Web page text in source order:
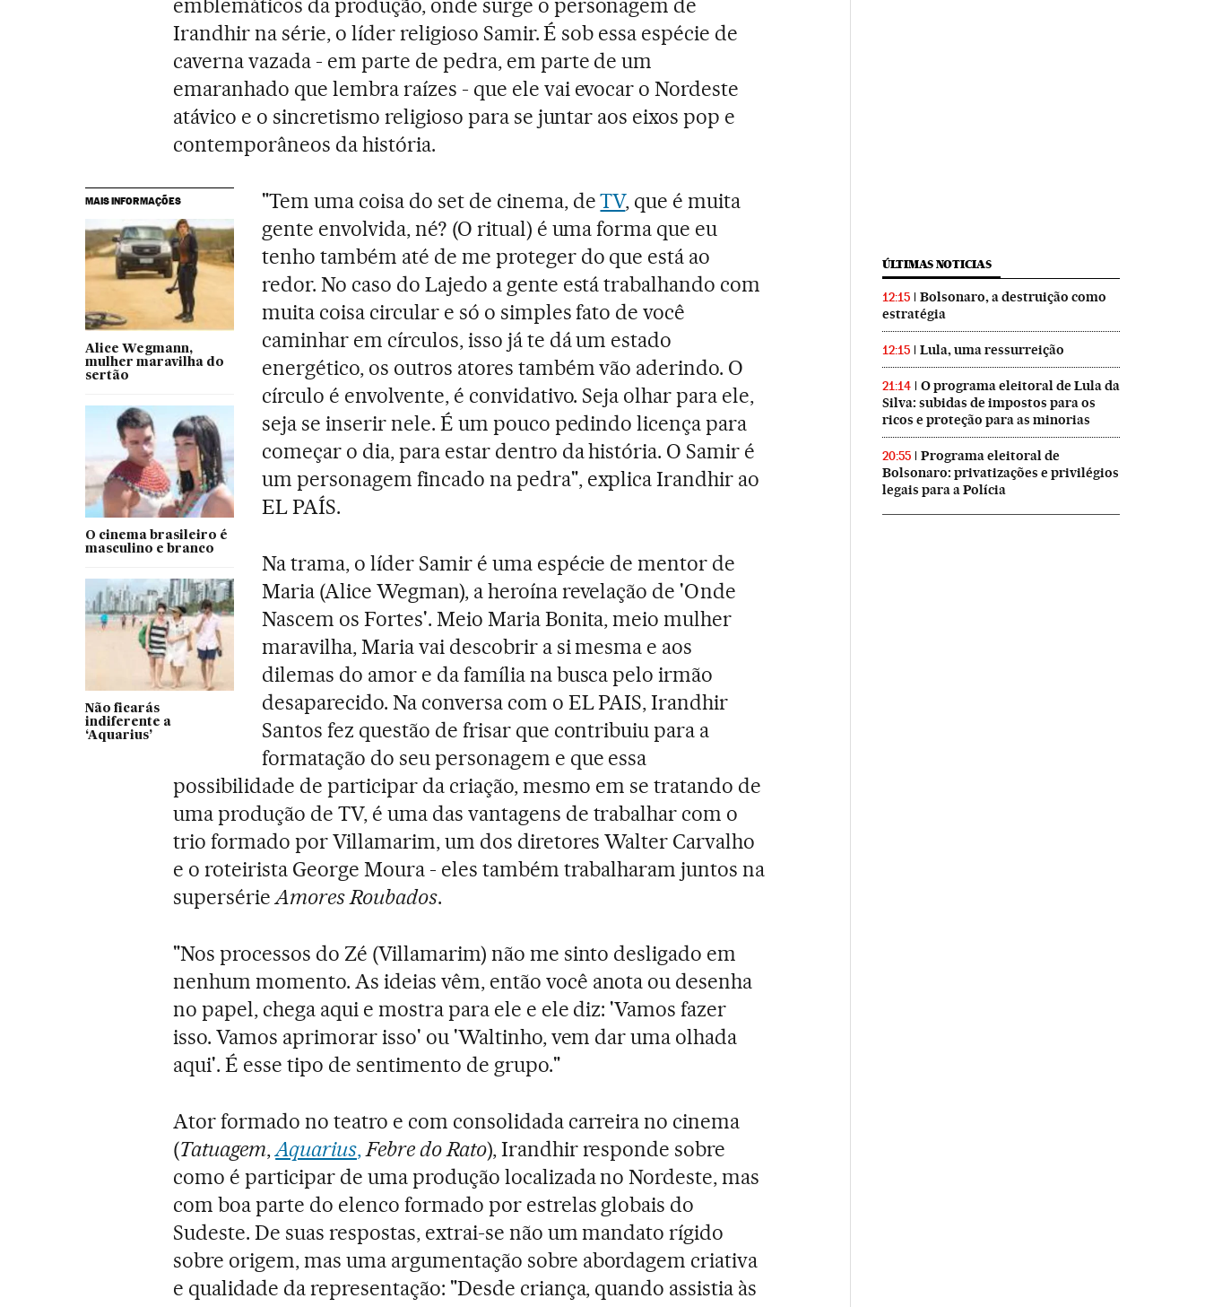
emblemáticos da produção, onde surge o personagem de
Irandhir na série, o líder religioso Samir. É sob essa espécie de
caverna vazada - em parte de pedra, em parte de um
emaranhado que lembra raízes - que ele vai evocar o Nordeste
atávico e o sincretismo religioso para se juntar aos eixos pop e
contemporâneos da história.
MAIS INFORMAÇÕES
Alice Wegmann,
mulher maravilha do
sertão
O cinema brasileiro é
masculino e branco
Não ficarás
indiferente a
‘Aquarius’
"Tem uma coisa do set de cinema, deTV, que é muita
gente envolvida, né? (O ritual) é uma forma que eu
tenho também até de me proteger do que está ao
redor. No caso do Lajedo a gente está trabalhando com
muita coisa circular e só o simples fato de você
caminhar em círculos, isso já te dá um estado
energético, os outros atores também vão aderindo. O
círculo é envolvente, é convidativo. Seja olhar para ele,
seja se inserir nele. É um pouco pedindo licença para
começar o dia, para estar dentro da história. O Samir é
um personagem fincado na pedra", explica Irandhir ao
EL PAÍS.
Na trama, o líder Samir é uma espécie de mentor de
Maria (Alice Wegman), a heroína revelação de 'Onde
Nascem os Fortes'. Meio Maria Bonita, meio mulher
maravilha, Maria vai descobrir a si mesma e aos
dilemas do amor e da família na busca pelo irmão
desaparecido. Na conversa com o EL PAIS, Irandhir
Santos fez questão de frisar que contribuiu para a
formatação do seu personagem e que essa
possibilidade de participar da criação, mesmo em se tratando de
uma produção de TV, é uma das vantagens de trabalhar com o
trio formado por Villamarim, um dos diretores Walter Carvalho
e o roteirista George Moura - eles também trabalharam juntos na
supersérieAmores Roubados.
"Nos processos do Zé (Villamarim) não me sinto desligado em
nenhum momento. As ideias vêm, então você anota ou desenha
no papel, chega aqui e mostra para ele e ele diz: 'Vamos fazer
isso. Vamos aprimorar isso' ou 'Waltinho, vem dar uma olhada
aqui'. É esse tipo de sentimento de grupo."
Ator formado no teatro e com consolidada carreira no cinema
(Tatuagem,Aquarius,Febre do Rato), Irandhir responde sobre
como é participar de uma produção localizada no Nordeste, mas
com boa parte do elenco formado por estrelas globais do
Sudeste. De suas respostas, extrai-se não um mandato rígido
sobre origem, mas uma argumentação sobre abordagem criativa
e qualidade da representação: "Desde criança, quando assistia às
ÚLTIMAS NOTICIAS
12:15
Bolsonaro, a destruição como
estratégia
12:15 Lula, uma ressurreição
21:14
O programa eleitoral de Lula da
Silva: subidas de impostos para os
ricos e proteção para as minorias
20:55
Programa eleitoral de
Bolsonaro: privatizações e privilégios
legais para a Polícia